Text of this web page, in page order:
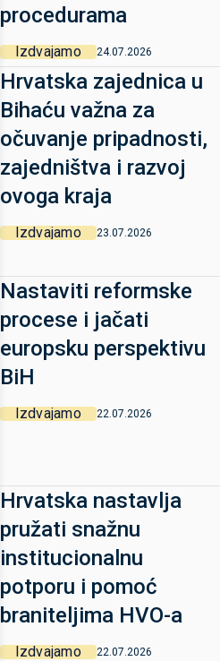
procedurama
Izdvajamo 24.07.2026
Hrvatska zajednica u
Bihaću važna za
očuvanje pripadnosti,
zajedništva i razvoj
ovoga kraja
Izdvajamo 23.07.2026
Nastaviti reformske
procese i jačati
europsku perspektivu
BiH
Izdvajamo 22.07.2026
Hrvatska nastavlja
pružati snažnu
institucionalnu
potporu i pomoć
braniteljima HVO-a
Izdvajamo 22.07.2026